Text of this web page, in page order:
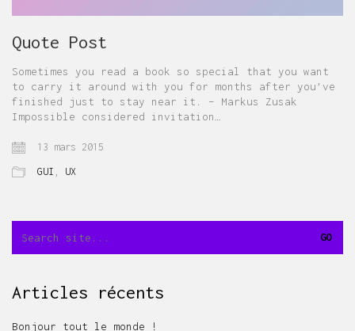
Quote Post
Sometimes you read a book so special that you want
to carry it around with you for months after you’ve
finished just to stay near it. – Markus Zusak
Impossible considered invitation…
13 mars 2015
GUI UX
Articles récents
Bonjour tout le monde !